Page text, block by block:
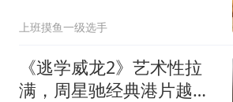
上班摸鱼一级选手
《逃学威龙2》艺术性拉
满，周星驰经典港片越品